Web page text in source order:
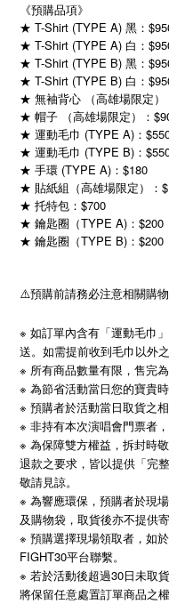
《預購品項》
★ T-Shirt (TYPE A) 黑：
★ T-Shirt (TYPE A) 白：
★ T-Shirt (TYPE B) 黑：
★ T-Shirt (TYPE B) 白：
★ 無袖背心 （高雄場限定）
★ 帽子 （高雄場限定）：
★ 運動毛巾 (TYPE A)：
★ 運動毛巾 (TYPE B)：
★ 手環 (TYPE A)：$180
★ 貼紙組（高雄場限定）：
★ 托特包：$700
★ 鑰匙圈（TYPE A)：$200
★ 鑰匙圈（TYPE B)：$200
⚠️預購前請務必注意相關購
※ 如訂單內含有「運動毛巾
送。如需提前收到毛巾以外
※ 所有商品數量有限，售完為
※ 為節省活動當日您的寶貴
※ 預購者於活動當日取貨之
※ 非持有本次演唱會門票者
※ 為保障雙方權益，拆封時
退款之要求，皆以提供「完
敬請見諒。
※ 為響應環保，預購者於現
及購物袋，取貨後亦不提供
※ 預購選擇現場領取者，如
FIGHT30平台聯繫。
※ 若於活動後超過30日未取
將保留任意處置訂單商品之